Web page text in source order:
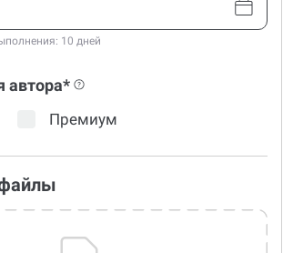
10 дней
автора*
Премиум